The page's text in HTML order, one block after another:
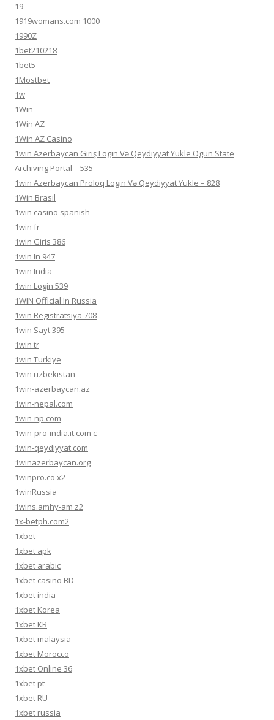
19
1919womans.com 1000
1990Z
1bet210218
1bet5
1Mostbet
1w
1Win
1Win AZ
1Win AZ Casino
1win Azerbaycan Giriş Login Və Qeydiyyat Yukle Ogun State
Archiving Portal – 535
1win Azerbaycan Proloq Login Və Qeydiyyat Yukle – 828
1Win Brasil
1win casino spanish
1win fr
1win Giris 386
1win In 947
1win India
1win Login 539
1WIN Official In Russia
1win Registratsiya 708
1win Sayt 395
1win tr
1win Turkiye
1win uzbekistan
1win-azerbaycan.az
1win-nepal.com
1win-np.com
1win-pro-india.it.com c
1win-qeydiyyat.com
1winazerbaycan.org
1winpro.co x2
1winRussia
1wins.amhy-am z2
1x-betph.com2
1xbet
1xbet apk
1xbet arabic
1xbet casino BD
1xbet india
1xbet Korea
1xbet KR
1xbet malaysia
1xbet Morocco
1xbet Online 36
1xbet pt
1xbet RU
1xbet russia